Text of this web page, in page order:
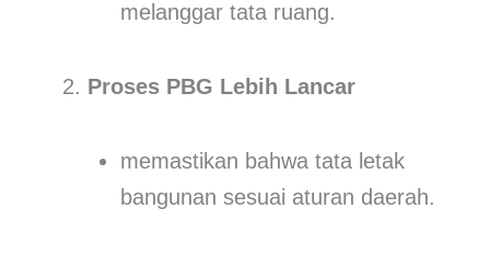
melanggar tata ruang.
Proses PBG Lebih Lancar
memastikan bahwa tata letak
bangunan sesuai aturan daerah.